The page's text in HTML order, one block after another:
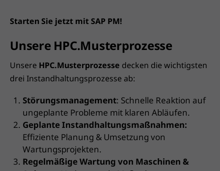
Starten Sie jetzt mit SAP PM!
Unsere HPC.Musterprozesse
Unsere HPC.Musterprozesse decken die wichtigsten
drei Instandhaltungsprozesse ab:
Störungsmanagement: Schnelle Reaktion auf
ungeplante Probleme mit klaren Abläufen.
Geplante Instandhaltungsmaßnahmen:
Effiziente Planung & Umsetzung von
Wartungsprojekten.
Regelmäßige Wartung von Maschinen &